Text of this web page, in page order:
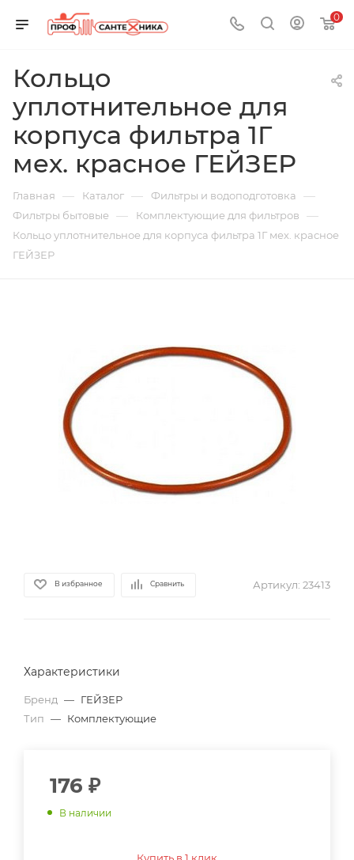
0
Кольцо
уплотнительное для
корпуса фильтра 1Г
мех. красное ГЕЙЗЕР
Главная — Каталог — Фильтры и водоподготовка —
Фильтры бытовые — Комплектующие для фильтров —
Кольцо уплотнительное для корпуса фильтра 1Г мех. красное
ГЕЙЗЕР
В избранное Сравнить Артикул: 23413
Характеристики
Бренд — ГЕЙЗЕР
Тип — Комплектующие
176 ₽
В наличии
Купить в 1 клик